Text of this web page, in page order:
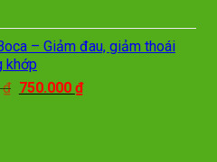
– Giảm đau, giảm thoái
khớp
₫ Giá
750.000 ₫Giá